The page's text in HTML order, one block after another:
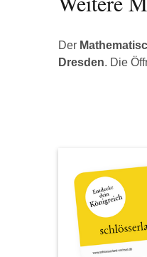
Der
Dresden. Die